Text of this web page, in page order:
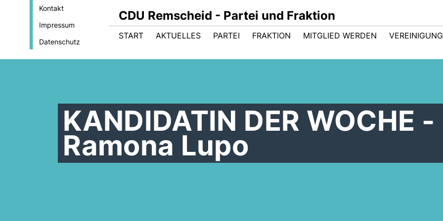
Kontakt
Impressum
Datenschutz
CDU Remscheid - Partei und Fraktion
START AKTUELLES PARTEI FRAKTION MITGLIED WERDEN
KANDIDATIN DER WOCHE -
Ramona Lupo